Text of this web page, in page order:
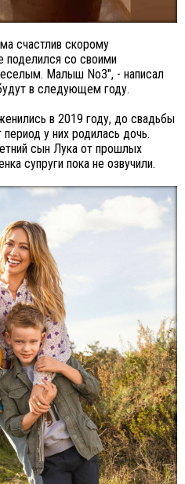
счастлив скорому
поделился со своими
Малыш No3", - написал
в следующем году.
в 2019 году, до свадьбы
у них родилась дочь.
сын Лука от прошлых
супруги пока не озвучили.